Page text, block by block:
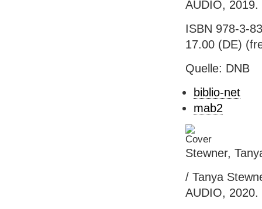
AUDIO,
ISBN 978-3-
17.00 (DE)
Quelle: DNB
biblio-net
mab2
Stewner,
/ Tanya
AUDIO, 2020.